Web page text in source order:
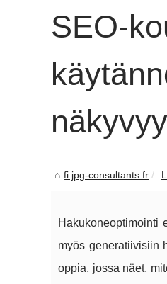
SEO-
fi.jpg-consultants.fr
Hakukoneoptimointi
myös generatiivisiin
oppia, jossa näet,